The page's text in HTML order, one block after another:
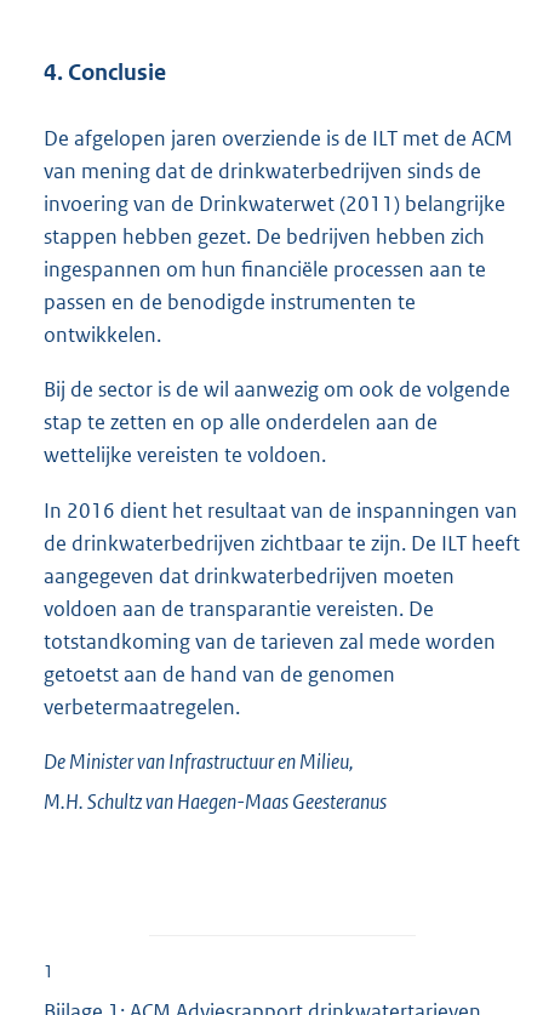
4. Conclusie
De afgelopen jaren overziende is de ILT met de ACM
van mening dat de drinkwaterbedrijven sinds de
invoering van de Drinkwaterwet (2011) belangrijke
stappen hebben gezet. De bedrijven hebben zich
ingespannen om hun financiële processen aan te
passen en de benodigde instrumenten te
ontwikkelen.
Bij de sector is de wil aanwezig om ook de volgende
stap te zetten en op alle onderdelen aan de
wettelijke vereisten te voldoen.
In 2016 dient het resultaat van de inspanningen van
de drinkwaterbedrijven zichtbaar te zijn. De ILT heeft
aangegeven dat drinkwaterbedrijven moeten
voldoen aan de transparantie vereisten. De
totstandkoming van de tarieven zal mede worden
getoetst aan de hand van de genomen
verbetermaatregelen.
De Minister van Infrastructuur en Milieu,
M.H.Schultz van Haegen-Maas Geesteranus
1